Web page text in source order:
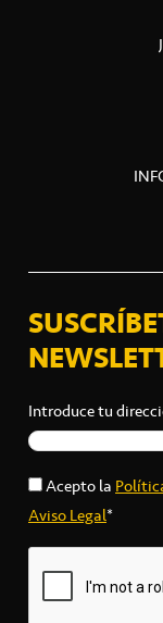
Introduce tu
Acepto la
Aviso Legal*